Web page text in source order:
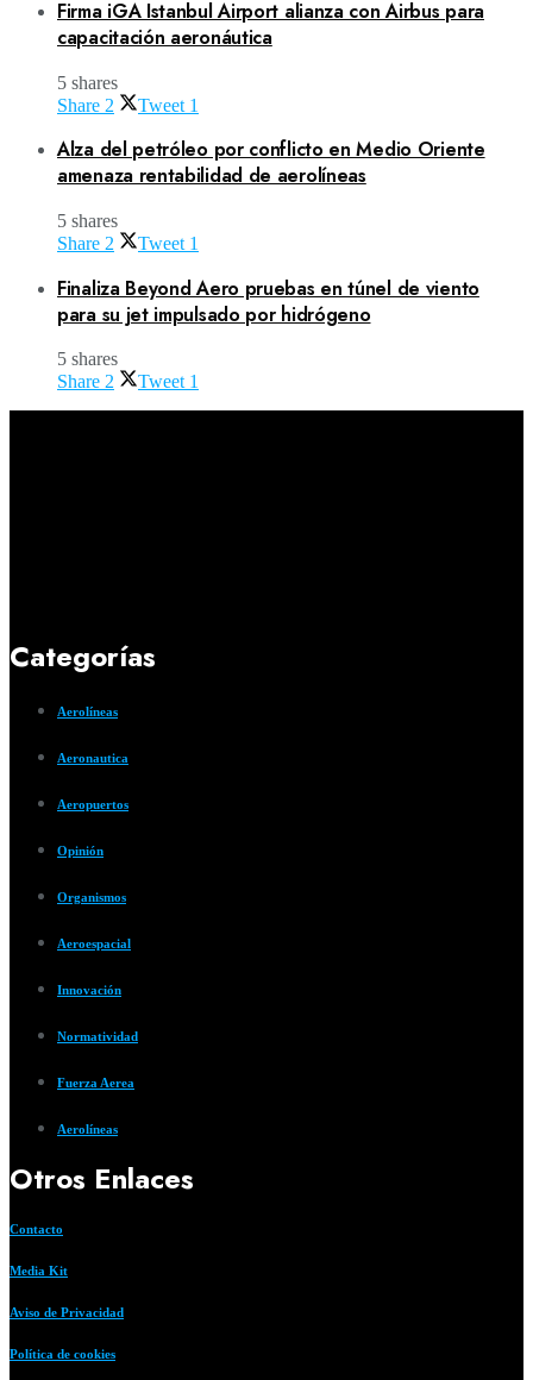
Firma iGA Istanbul Airport alianza con Airbus para
capacitación aeronáutica
5 shares
Share 2 Tweet 1
Alza del petróleo por conflicto en Medio Oriente
amenaza rentabilidad de aerolíneas
5 shares
Share 2 Tweet 1
Finaliza Beyond Aero pruebas en túnel de viento
para su jet impulsado por hidrógeno
5 shares
Share 2 Tweet 1
Categorías
Aerolíneas
Aeronautica
Aeropuertos
Opinión
Organismos
Aeroespacial
Innovación
Normatividad
Fuerza Aerea
Aerolíneas
Otros Enlaces
Contacto
Media Kit
Aviso de Privacidad
Política de cookies